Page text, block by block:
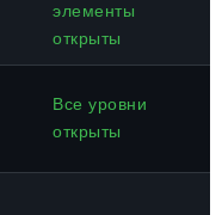
элементы
открыты
Все уровни
открыты